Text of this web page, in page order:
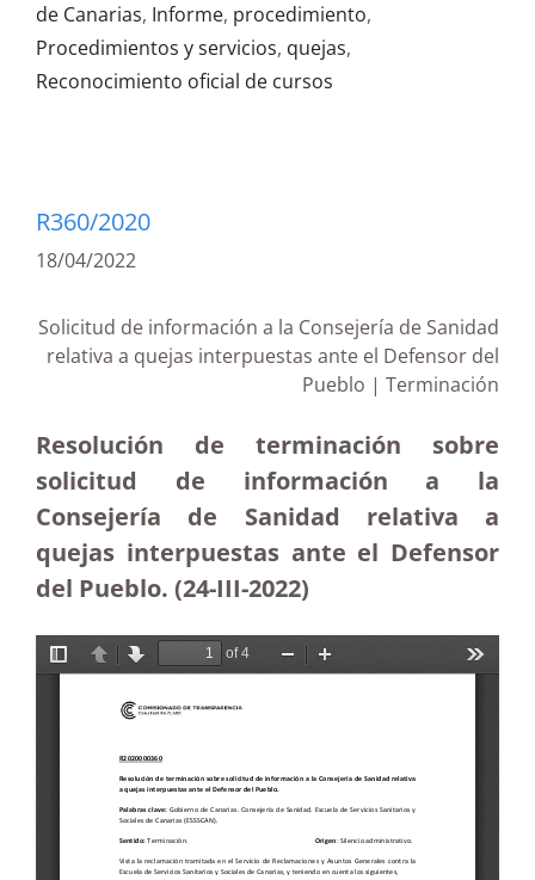
de Canarias, Informe, procedimiento,
Procedimientos y servicios, quejas,
Reconocimiento oficial de cursos
R360/2020
18/04/2022
Solicitud de información a la Consejería de Sanidad
relativa a quejas interpuestas ante el Defensor del
Pueblo | Terminación
Resolución de terminación sobre
solicitud de información a la
Consejería de Sanidad relativa a
quejas interpuestas ante el Defensor
del Pueblo. (24-III-2022)